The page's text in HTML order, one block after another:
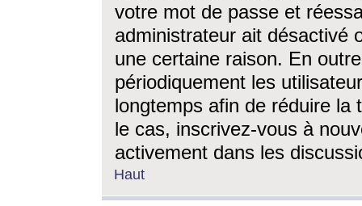
votre mot de passe et
administrateur ait désactivé
une certaine raison. En
périodiquement les
longtemps afin de réduire la
le cas, inscrivez-vous à
activement dans les
Haut